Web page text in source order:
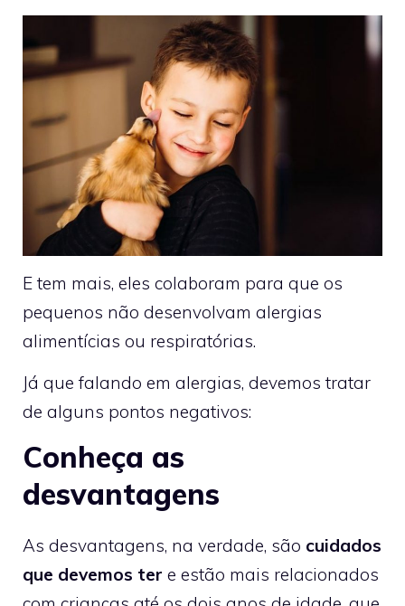
E tem mais, eles colaboram para que os
pequenos não desenvolvam alergias
alimentícias ou respiratórias.
Já que falando em alergias, devemos tratar
de alguns pontos negativos:
Conheça as
desvantagens
As desvantagens, na verdade, são cuidados
que devemos ter e estão mais relacionados